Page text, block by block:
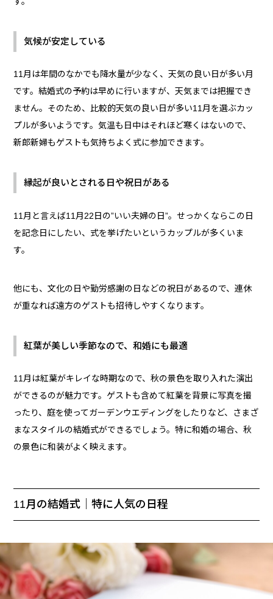
気候が安定している
11月は年間のなかでも降水量が少なく、天気の良い日が多い月
です。結婚式の予約は早めに行いますが、天気までは把握でき
ません。そのため、比較的天気の良い日が多い11月を選ぶカッ
プルが多いようです。気温も日中はそれほど寒くはないので、
新郎新婦もゲストも気持ちよく式に参加できます。
縁起が良いとされる日や祝日がある
11月と言えば11月22日の”いい夫婦の日”。せっかくならこの日
を記念日にしたい、式を挙げたいというカップルが多くいま
す。
他にも、文化の日や勤労感謝の日などの祝日があるので、連休
が重なれば遠方のゲストも招待しやすくなります。
紅葉が美しい季節なので、和婚にも最適
11月は紅葉がキレイな時期なので、秋の景色を取り入れた演出
ができるのが魅力です。ゲストも含めて紅葉を背景に写真を撮
ったり、庭を使ってガーデンウエディングをしたりなど、さまざ
まなスタイルの結婚式ができるでしょう。特に和婚の場合、秋
の景色に和装がよく映えます。
11月の結婚式｜特に人気の日程